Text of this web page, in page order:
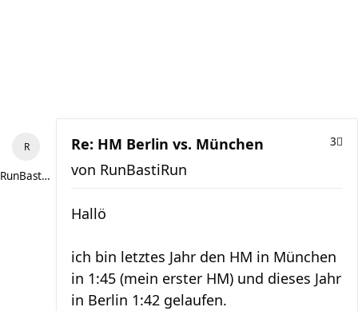
RunBastiRun
Re: HM Berlin vs. München 3
von RunBastiRun
Hallö
ich bin letztes Jahr den HM in München
in 1:45 (mein erster HM) und dieses Jahr
in Berlin 1:42 gelaufen.